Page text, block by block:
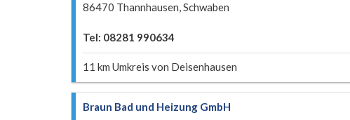
86470 Thannhausen, Schwaben
Tel: 08281 990634
11 km Umkreis von Deisenhausen
Braun Bad und Heizung GmbH